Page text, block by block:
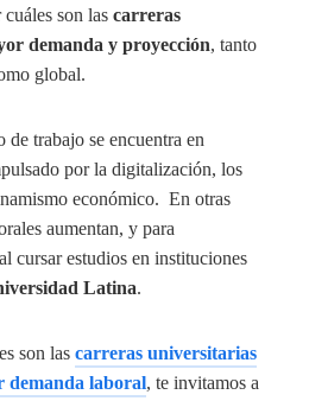
son las carreras
demanda y proyección, tanto
global.
de trabajo se encuentra en
por la digitalización, los
económico. En otras
aumentan, y para
cursar estudios en instituciones
Latina.
son las carreras universitarias
demanda laboral, te invitamos a